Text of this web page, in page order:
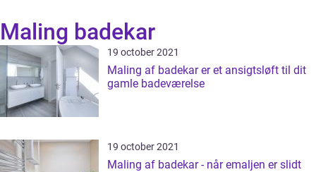
Maling badekar
19 october 2021
Maling af badekar er et ansigtsløft til dit
gamle badeværelse
19 october 2021
Maling af badekar - når emaljen er slidt